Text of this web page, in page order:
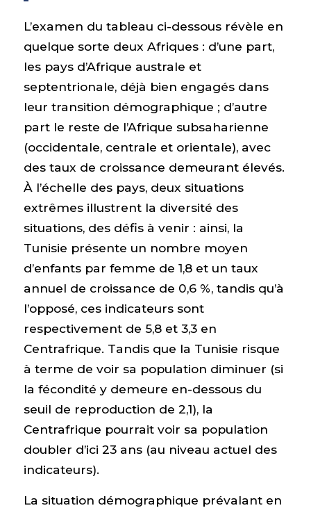
L’examen du tableau ci-dessous révèle en
quelque sorte deux Afriques : d’une part,
les pays d’Afrique australe et
septentrionale, déjà bien engagés dans
leur transition démographique ; d’autre
part le reste de l’Afrique subsaharienne
(occidentale, centrale et orientale), avec
des taux de croissance demeurant élevés.
À l’échelle des pays, deux situations
extrêmes illustrent la diversité des
situations, des défis à venir : ainsi, la
Tunisie présente un nombre moyen
d’enfants par femme de 1,8 et un taux
annuel de croissance de 0,6 %, tandis qu’à
l’opposé, ces indicateurs sont
respectivement de 5,8 et 3,3 en
Centrafrique. Tandis que la Tunisie risque
à terme de voir sa population diminuer (si
la fécondité y demeure en-dessous du
seuil de reproduction de 2,1), la
Centrafrique pourrait voir sa population
doubler d’ici 23 ans (au niveau actuel des
indicateurs).
La situation démographique prévalant en